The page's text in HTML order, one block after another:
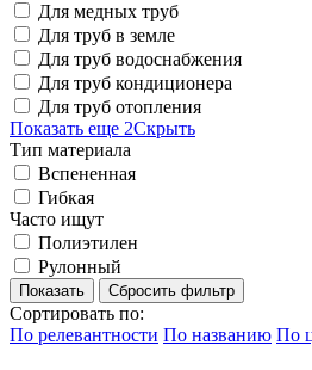
Для медных труб
Для труб в земле
Для труб водоснабжения
Для труб кондиционера
Для труб отопления
Показать еще 2Скрыть
Тип материала
Вспененная
Гибкая
Часто ищут
Полиэтилен
Рулонный
Сбросить фильтр
Сортировать по:
По релевантности По названию По